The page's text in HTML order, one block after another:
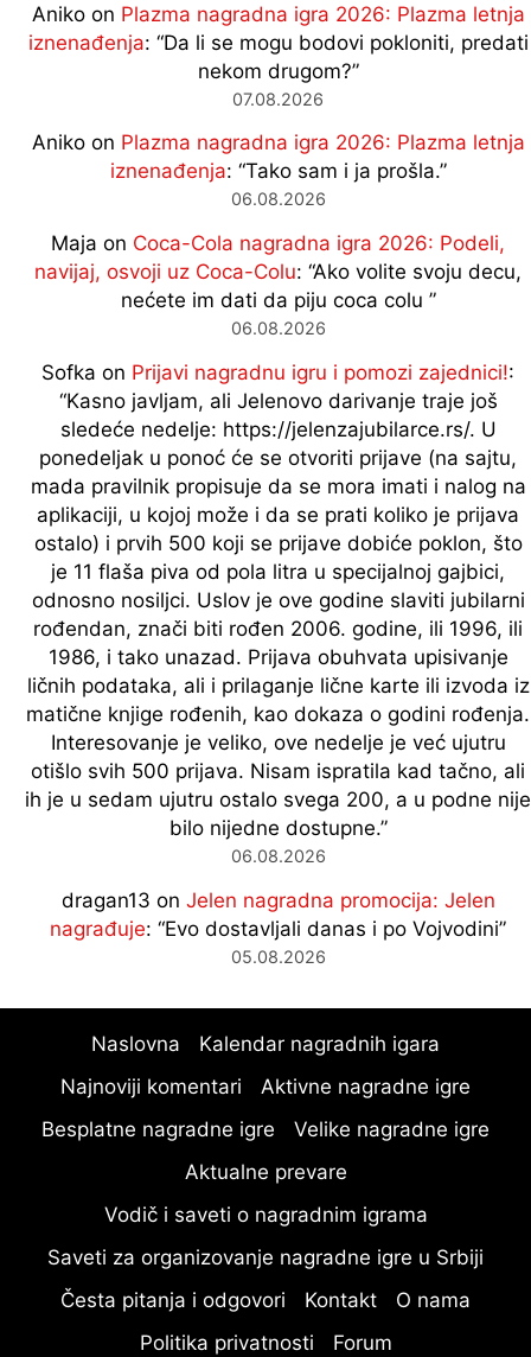
Anikoon Plazma nagradna igra 2026: Plazma letnja
iznenađenja: “Da li se mogu bodovi pokloniti, predati
nekom drugom?”
07.08.2026
Anikoon Plazma nagradna igra 2026: Plazma letnja
iznenađenja: “Tako sam i ja prošla.”
06.08.2026
Maja on Coca-Cola nagradna igra 2026: Podeli,
navijaj, osvoji uz Coca-Colu: “Ako volite svoju decu,
nećete im dati da piju coca colu ”
06.08.2026
Sofka on Prijavi nagradnu igru i pomozi zajednici!:
“Kasno javljam, ali Jelenovo darivanje traje još
sledeće nedelje: https://jelenzajubilarce.rs/. U
ponedeljak u ponoć će se otvoriti prijave (na sajtu,
mada pravilnik propisuje da se mora imati i nalog na
aplikaciji, u kojoj može i da se prati koliko je prijava
ostalo) i prvih 500 koji se prijave dobiće poklon, što
je 11 flaša piva od pola litra u specijalnoj gajbici,
odnosno nosiljci. Uslov je ove godine slaviti jubilarni
rođendan, znači biti rođen 2006. godine, ili 1996, ili
1986, i tako unazad. Prijava obuhvata upisivanje
ličnih podataka, ali i prilaganje lične karte ili izvoda iz
matične knjige rođenih, kao dokaza o godini rođenja.
Interesovanje je veliko, ove nedelje je već ujutru
otišlo svih 500 prijava. Nisam ispratila kad tačno, ali
ih je u sedam ujutru ostalo svega 200, a u podne nije
bilo nijedne dostupne.”
06.08.2026
dragan13 on Jelen nagradna promocija: Jelen
nagrađuje: “Evo dostavljali danas i po Vojvodini”
05.08.2026
Naslovna
Kalendar nagradnih igara
Najnoviji komentari
Aktivne nagradne igre
Besplatne nagradne igre
Velike nagradne igre
Aktualne prevare
Vodič i saveti o nagradnim igrama
Saveti za organizovanje nagradne igre u Srbiji
Česta pitanja i odgovori
Kontakt
O nama
Politika privatnosti
Forum